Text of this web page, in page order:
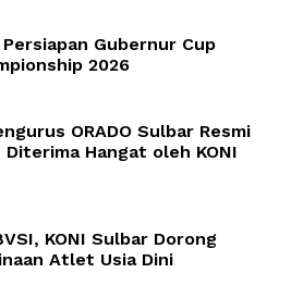
Gubernur Cup
2026
ORADO Sulbar Resmi
Hangat oleh KONI
KONI Sulbar Dorong
Atlet Usia Dini